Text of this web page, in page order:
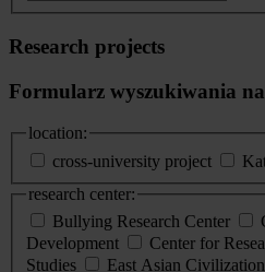
Research projects
Formularz wyszukiwania
location:
cross-university project
research center:
Bullying Research Center
Development
Center for
Studies
East Asian